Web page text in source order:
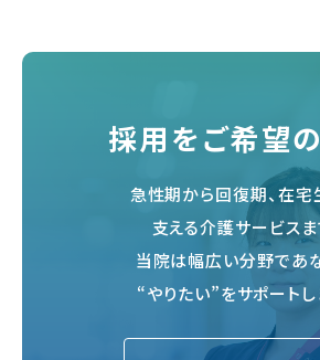
採用をご希望
急性期から回復期、在宅
支える介護サービスま
当院は幅広い分野であ
“やりたい”をサポートし